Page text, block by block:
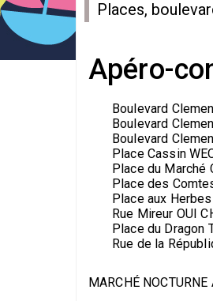
Places,
Apéro-
Boulevard
Boulevard
Boulevard
Place Cassin
Place du Marché
Place des
Place aux
Rue Mireur OUI
Place du Dragon
Rue de la
MARCHÉ